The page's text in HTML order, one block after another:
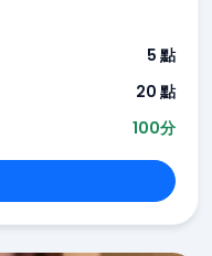
5 點
20 點
100分